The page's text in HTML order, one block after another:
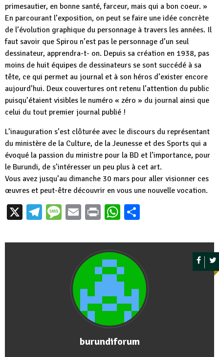
primesautier, en bonne santé, farceur, mais qui a bon coeur. »
En parcourant l’exposition, on peut se faire une idée concrète
de l’évolution graphique du personnage à travers les années. Il
faut savoir que Spirou n’est pas le personnage d’un seul
dessinateur, apprendra-t- on. Depuis sa création en 1938, pas
moins de huit équipes de dessinateurs se sont succédé à sa
tête, ce qui permet au journal et à son héros d’exister encore
aujourd’hui. Deux couvertures ont retenu l’attention du public
puisqu’étaient visibles le numéro « zéro » du journal ainsi que
celui du tout premier journal publié !
L’inauguration s’est clôturée avec le discours du représentant
du ministère de la Culture, de la Jeunesse et des Sports qui a
évoqué la passion du ministre pour la BD et l’importance, pour
le Burundi, de s’intéresser un peu plus à cet art.
Vous avez jusqu’au dimanche 30 mars pour aller visionner ces
œuvres et peut-être découvrir en vous une nouvelle vocation.
X Telegram
Message
EmailPrintWhatsApp
burundiforum